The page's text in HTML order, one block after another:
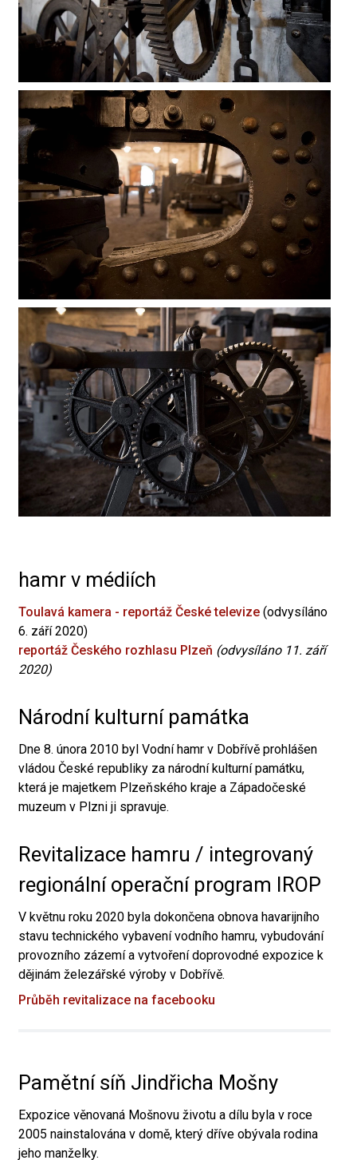
hamr v médiích
Toulavá kamera - reportáž České televize (odvysíláno
6. září 2020)
reportáž Českého rozhlasu Plzeň (odvysíláno 11. září
2020)
Národní kulturní památka
Dne 8. února 2010 byl Vodní hamr v Dobřívě prohlášen
vládou České republiky za národní kulturní památku,
která je majetkem Plzeňského kraje a Západočeské
muzeum v Plzni ji spravuje.
Revitalizace hamru / integrovaný
regionální operační program IROP
V květnu roku 2020 byla dokončena obnova havarijního
stavu technického vybavení vodního hamru, vybudování
provozního zázemí a vytvoření doprovodné expozice k
dějinám železářské výroby v Dobřívě.
Průběh revitalizace na facebooku
Pamětní síň Jindřicha Mošny
Expozice věnovaná Mošnovu životu a dílu byla v roce
2005 nainstalována v domě, který dříve obývala rodina
jeho manželky.